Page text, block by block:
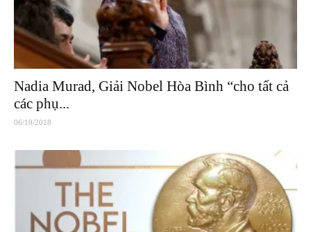
Nadia Murad, Giải Nobel Hòa Bình “cho tất cả
các phụ...
06/10/2018